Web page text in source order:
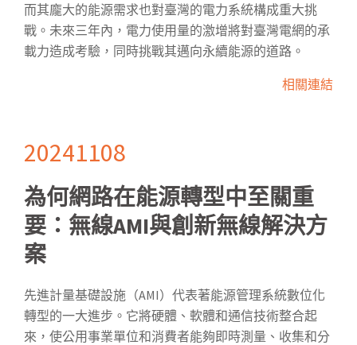
而其龐大的能源需求也對臺灣的電力系統構成重大挑
戰。未來三年內，電力使用量的激增將對臺灣電網的承
載力造成考驗，同時挑戰其邁向永續能源的道路。
相關連結
20241108
為何網路在能源轉型中至關重
要：無線AMI與創新無線解決方
案
先進計量基礎設施（AMI）代表著能源管理系統數位化
轉型的一大進步。它將硬體、軟體和通信技術整合起
來，使公用事業單位和消費者能夠即時測量、收集和分